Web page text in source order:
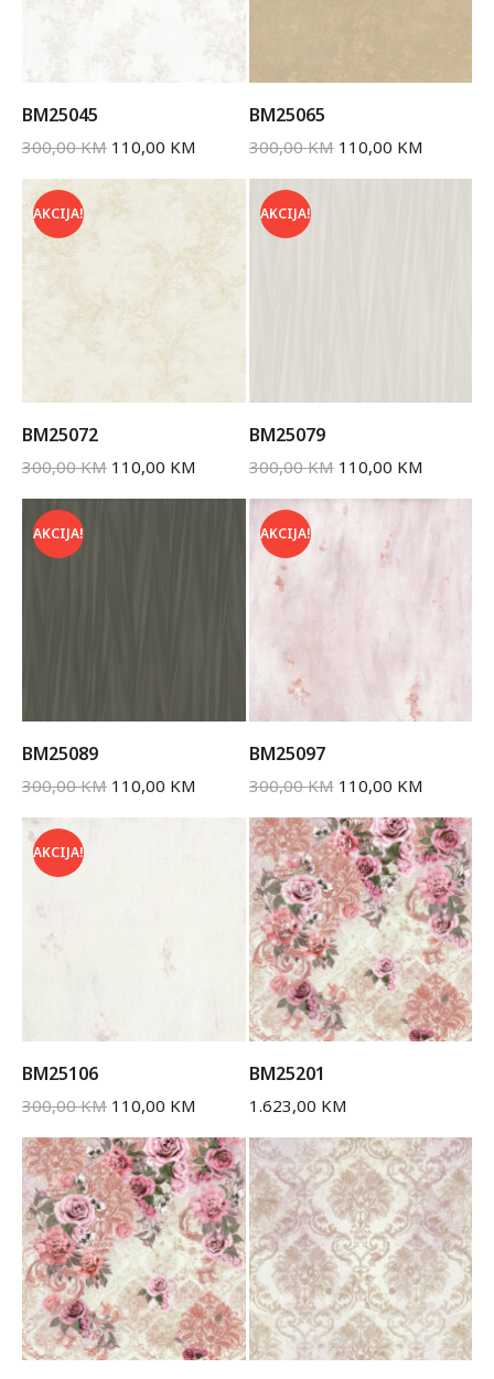
BM25045
300,00KM 110,00 KM
BM25065
300,00KM 110,00 KM
AKCIJA!
BM25072
300,00KM 110,00 KM
AKCIJA!
BM25079
300,00KM 110,00 KM
AKCIJA!
BM25089
300,00KM 110,00 KM
AKCIJA!
BM25097
300,00KM 110,00 KM
AKCIJA!
BM25106
300,00KM 110,00 KM
BM25201
1.623,00 KM